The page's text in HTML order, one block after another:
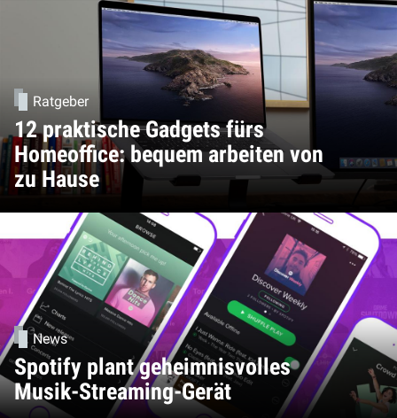
Ratgeber
12 praktische Gadgets fürs
Homeoffice: bequem arbeiten von
zu Hause
News
Spotify plant geheimnisvolles
Musik-Streaming-Gerät